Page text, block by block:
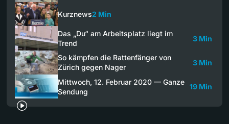
Kurznews2 Min
Das „Du“ am Arbeitsplatz liegt im
Trend
3 Min
So kämpfen die Rattenfänger von
Zürich gegen Nager
3 Min
Mittwoch, 12. Februar 2020 — Ganze
Sendung
19 Min